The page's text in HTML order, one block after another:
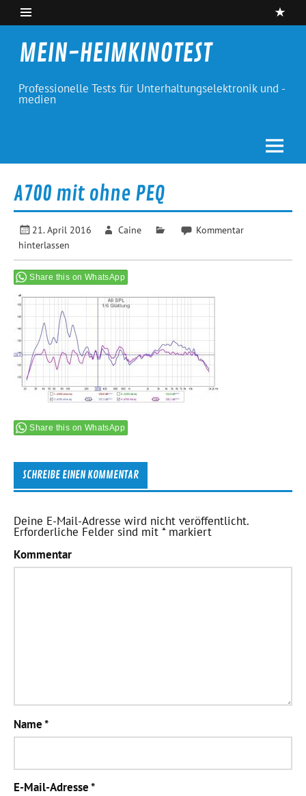
Skip
content
MEIN-HEIMKINOTEST
Professionelle Tests für Unterhaltungselektronik und -
medien
A700 mit ohne PEQ
21. April 2016 Caine
Kommentar
hinterlassen
Share this on WhatsApp
Share this on WhatsApp
SCHREIBE EINEN KOMMENTAR
Deine E-Mail-Adresse wird nicht veröffentlicht.
Erforderliche Felder sind mit*markiert
Kommentar
Name*
E-Mail-Adresse*